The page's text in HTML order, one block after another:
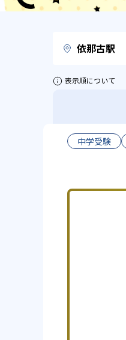
依那古駅
表示順について
中学受験